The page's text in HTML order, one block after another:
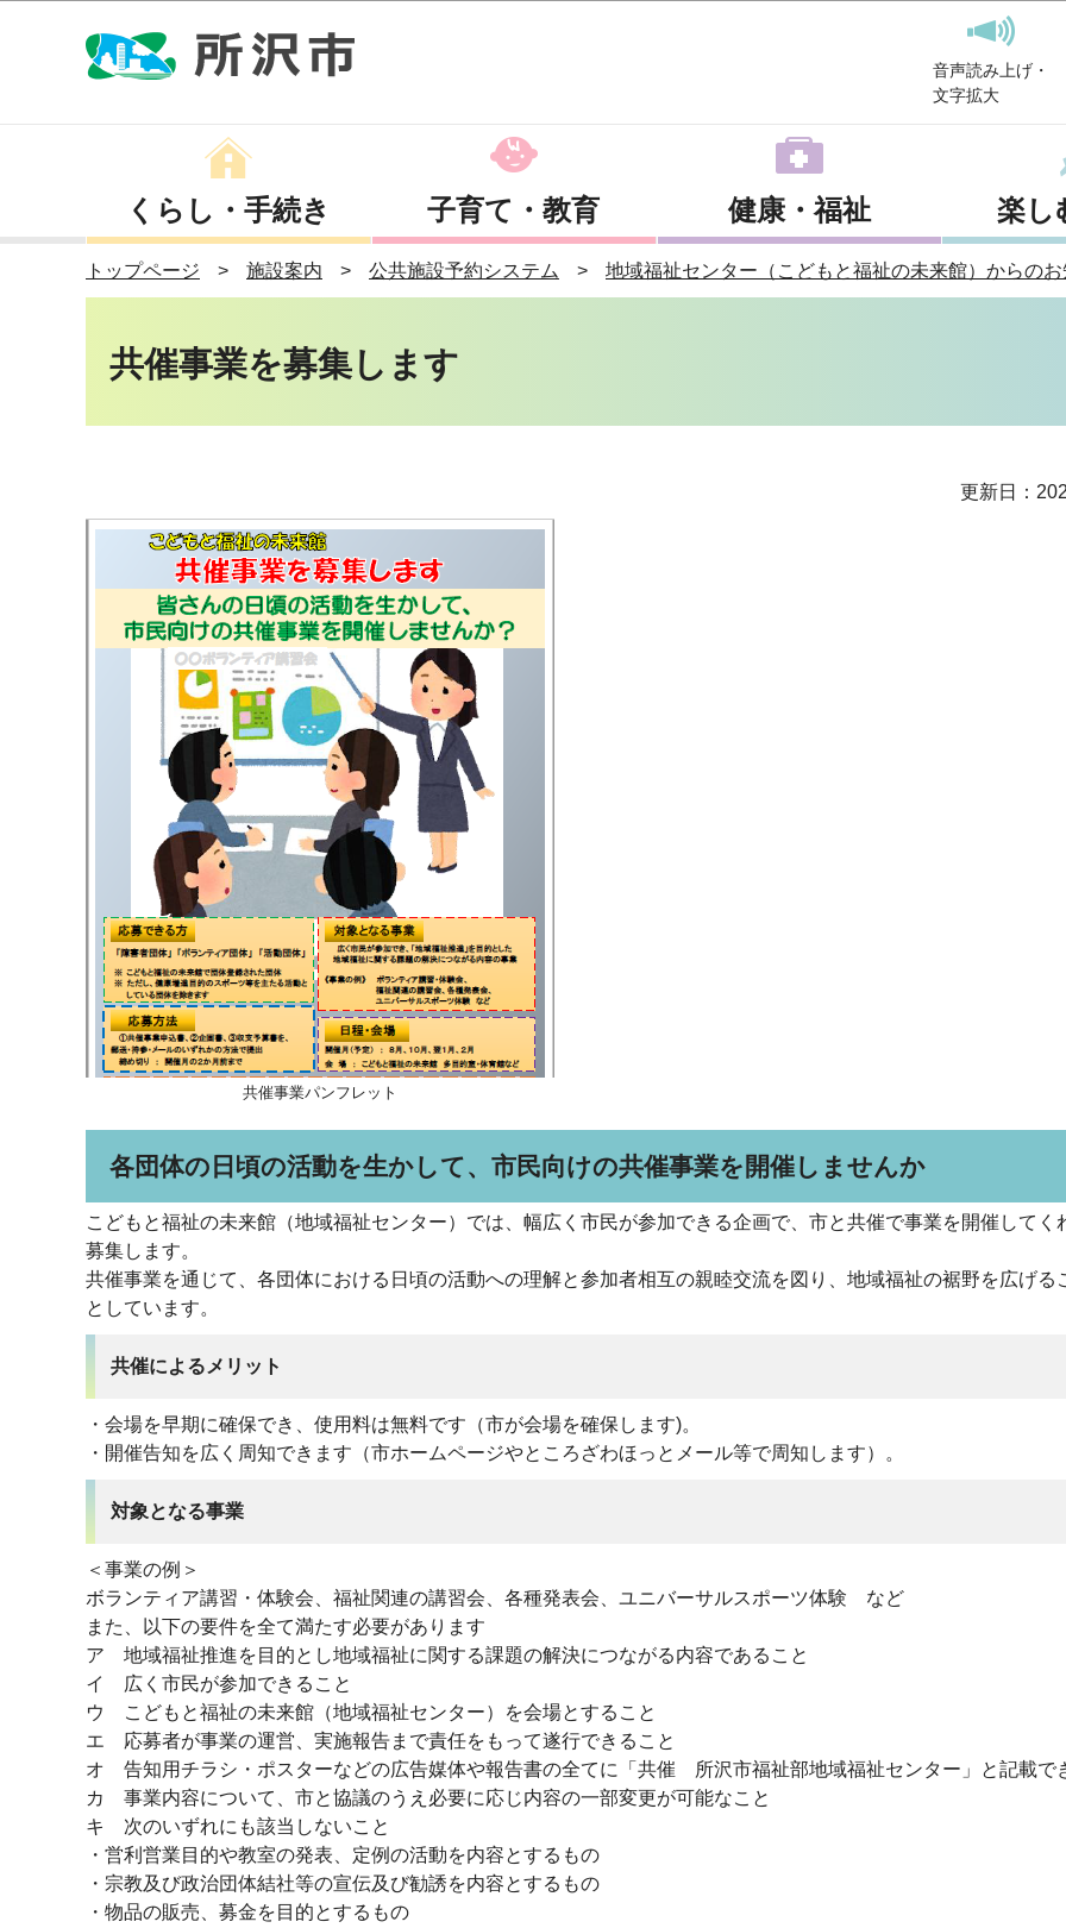
音声読み上げ・
文字拡大
くらし・手続き 子育て・教育 健康・福祉 楽し
トップページ 施設案内 公共施設予約システム 地域福祉センター（こどもと福祉の未来館）からの
共催事業を募集します
更新日：
共催事業パンフレット
各団体の日頃の活動を生かして、市民向けの共催事業を開催しませんか
こどもと福祉の未来館（地域福祉センター）では、幅広く市民が参加できる企画で、市と共催で事業を開催してく
募集します。
共催事業を通じて、各団体における日頃の活動への理解と参加者相互の親睦交流を図り、地域福祉の裾野を広げる
としています。
共催によるメリット
・会場を早期に確保でき、使用料は無料です（市が会場を確保します)。
・開催告知を広く周知できます（市ホームページやところざわほっとメール等で周知します）。
対象となる事業
＜事業の例＞
ボランティア講習・体験会、福祉関連の講習会、各種発表会、ユニバーサルスポーツ体験 など
また、以下の要件を全て満たす必要があります
ア 地域福祉推進を目的とし地域福祉に関する課題の解決につながる内容であること
イ 広く市民が参加できること
ウ こどもと福祉の未来館（地域福祉センター）を会場とすること
エ 応募者が事業の運営、実施報告まで責任をもって遂行できること
オ 告知用チラシ・ポスターなどの広告媒体や報告書の全てに「共催 所沢市福祉部地域福祉センター」と記載で
カ 事業内容について、市と協議のうえ必要に応じ内容の一部変更が可能なこと
キ 次のいずれにも該当しないこと
・営利営業目的や教室の発表、定例の活動を内容とするもの
・宗教及び政治団体結社等の宣伝及び勧誘を内容とするもの
・物品の販売、募金を目的とするもの